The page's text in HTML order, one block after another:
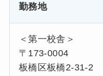
勤務地
＜第一校舎＞
〒173-0004
板橋区板橋2-31-2